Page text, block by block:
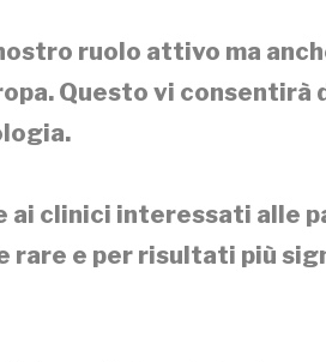
ruolo attivo ma
Questo vi consentirà
ai clinici interessati alle
rare e per risultati più